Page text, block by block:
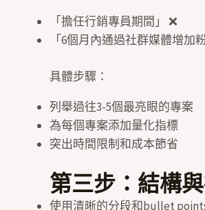
「擔任行銷專員期間」 ❌
「6個月內通過社群媒體增加
具體步驟：
列舉過往3-5個最亮眼的專案
為每個專案添加量化指標
突出時間限制和成本節省
第三步：結構
使用清晰的分段和bullet